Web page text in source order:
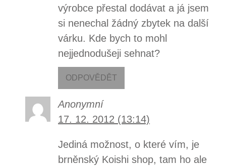
výrobce přestal dodávat a já jsem
si nenechal žádný zbytek na další
várku. Kde bych to mohl
nejjednodušeji sehnat?
ODPOVĚDĚT
Anonymní
17. 12. 2012 (13:14)
Jediná možnost, o které vím, je
brněnský Koishi shop, tam ho ale